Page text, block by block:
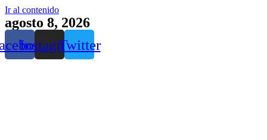
Ir al contenido
agosto 8, 2026
InstagramTwitter